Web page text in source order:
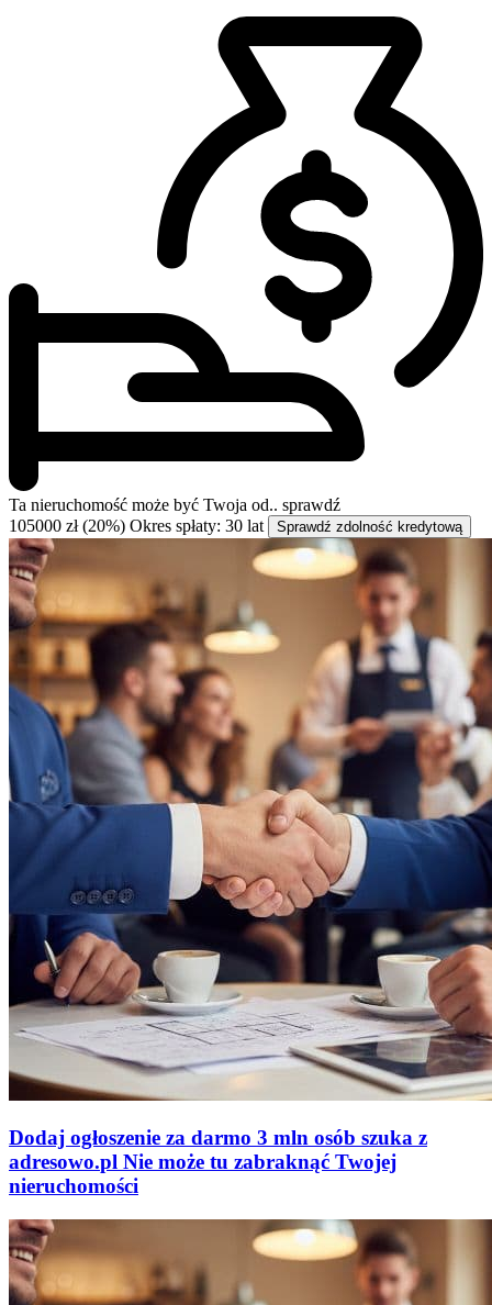
Ta nieruchomość może być Twoja od.. sprawdź
105000 zł (20%) Okres spłaty: 30 lat Sprawdź zdolność kredytową
Dodaj ogłoszenie za darmo 3 mln osób szuka z
adresowo.pl Nie może tu zabraknąć Twojej
nieruchomości